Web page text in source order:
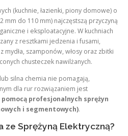
(kuchnie, łazienki, piony domowe) o
mm do 110 mm) najczęstszą przyczyną
i eksploatacyjne. W kuchniach
z resztkami jedzenia i fusami,
mydła, szamponów, włosy oraz zbitki
chusteczek nawilżanych.
silna chemia nie pomagają,
dla rur rozwiązaniem jest
profesjonalnych sprężyn
i segmentowych).
ze Sprężyną Elektryczną?